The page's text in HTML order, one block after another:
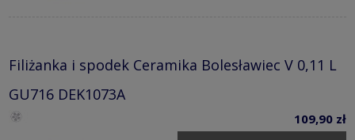
Filiżanka i spodek Ceramika Bolesławiec V 0,11 L
GU716 DEK1073A
109,90 zł